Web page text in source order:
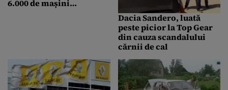
6.000 de mașini
Dacia Sandero, luată
peste picior la Top Gear
din cauza scandalului
cărnii de cal